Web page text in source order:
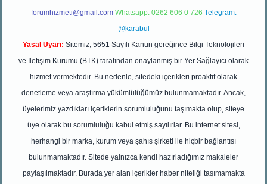
forumhizmeti@gmail.com Whatsapp: 0262 606 0 726 Telegram:
@karabul
Yasal Uyarı: Sitemiz, 5651 Sayılı Kanun gereğince Bilgi Teknolojileri
ve İletişim Kurumu (BTK) tarafından onaylanmış bir Yer Sağlayıcı olarak
hizmet vermektedir. Bu nedenle, sitedeki içerikleri proaktif olarak
denetleme veya araştırma yükümlülüğümüz bulunmamaktadır. Ancak,
üyelerimiz yazdıkları içeriklerin sorumluluğunu taşımakta olup, siteye
üye olarak bu sorumluluğu kabul etmiş sayılırlar. Bu internet sitesi,
herhangi bir marka, kurum veya şahıs şirketi ile hiçbir bağlantısı
bulunmamaktadır. Sitede yalnızca kendi hazırladığımız makaleler
paylaşılmaktadır. Burada yer alan içerikler haber niteliği taşımamakta